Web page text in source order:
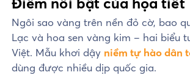
Điểm nổi bật của họa tiết
Ngôi sao vàng trên nền đỏ cờ, bao
Lạc và hoa sen vàng kim – hai biểu
Việt. Mẫu khơi dậy niềm tự hào dân
dùng được nhiều dịp quốc gia.